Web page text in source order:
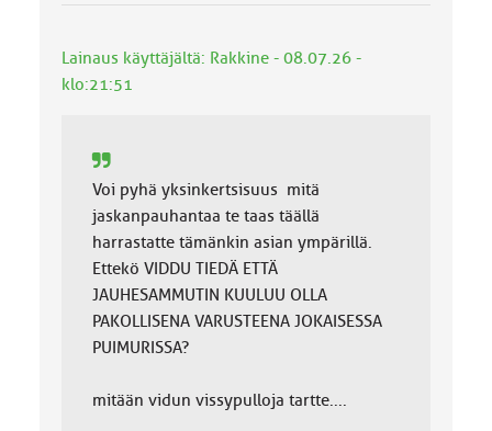
Lainaus käyttäjältä: Rakkine - 08.07.26 -
klo:21:51
Voi pyhä yksinkertsisuus mitä
jaskanpauhantaa te taas täällä
harrastatte tämänkin asian ympärillä.
Ettekö VIDDU TIEDÄ ETTÄ
JAUHESAMMUTIN KUULUU OLLA
PAKOLLISENA VARUSTEENA JOKAISESSA
PUIMURISSA?
mitään vidun vissypulloja tartte....